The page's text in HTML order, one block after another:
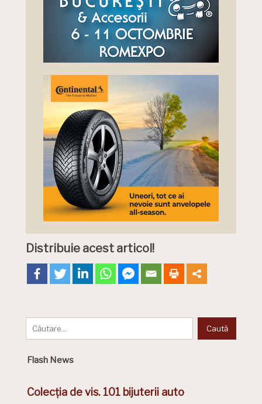
Distribuie acest articol!
Flash News
Colecția de vis. 101 bijuterii auto